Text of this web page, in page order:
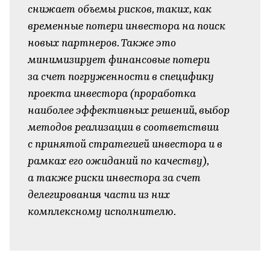
снижает объемы рисков, таких, как
временные потери инвестора на поиск
новых партнеров. Также это
минимизирует финансовые потери
за счет погруженности в специфику
проекта инвестора (проработка
наиболее эффективных решений, выбор
методов реализации в соответствии
с принятой стратегией инвестора и в
рамках его ожиданий по качеству),
а также риски инвестора за счет
делегирования части из них
комплексному исполнителю.